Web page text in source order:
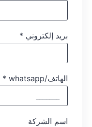
بريد إلكتروني *
الهاتف/whatsapp *
اسم الشركة